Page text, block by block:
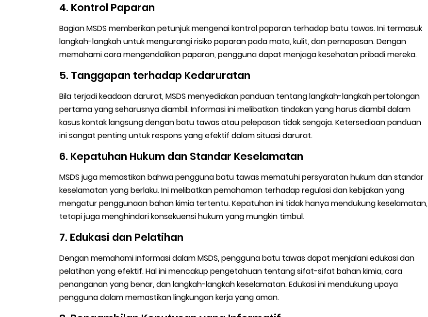
4. Kontrol Paparan
Bagian MSDS memberikan petunjuk mengenai kontrol paparan terhadap batu tawas. Ini termasuk
langkah-langkah untuk mengurangi risiko paparan pada mata, kulit, dan pernapasan. Dengan
memahami cara mengendalikan paparan, pengguna dapat menjaga kesehatan pribadi mereka.
5. Tanggapan terhadap Kedaruratan
Bila terjadi keadaan darurat, MSDS menyediakan panduan tentang langkah-langkah pertolongan
pertama yang seharusnya diambil. Informasi ini melibatkan tindakan yang harus diambil dalam
kasus kontak langsung dengan batu tawas atau pelepasan tidak sengaja. Ketersediaan panduan
ini sangat penting untuk respons yang efektif dalam situasi darurat.
6. Kepatuhan Hukum dan Standar Keselamatan
MSDS juga memastikan bahwa pengguna batu tawas mematuhi persyaratan hukum dan standar
keselamatan yang berlaku. Ini melibatkan pemahaman terhadap regulasi dan kebijakan yang
mengatur penggunaan bahan kimia tertentu. Kepatuhan ini tidak hanya mendukung keselamatan,
tetapi juga menghindari konsekuensi hukum yang mungkin timbul.
7. Edukasi dan Pelatihan
Dengan memahami informasi dalam MSDS, pengguna batu tawas dapat menjalani edukasi dan
pelatihan yang efektif. Hal ini mencakup pengetahuan tentang sifat-sifat bahan kimia, cara
penanganan yang benar, dan langkah-langkah keselamatan. Edukasi ini mendukung upaya
pengguna dalam memastikan lingkungan kerja yang aman.